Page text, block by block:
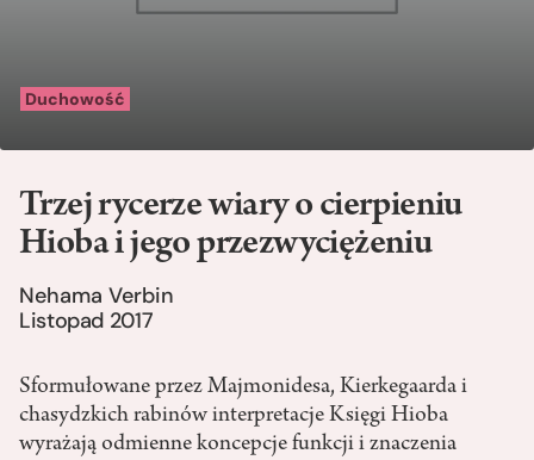
Duchowość
Trzej rycerze wiary o cierpieniu
Hioba i jego przezwyciężeniu
Nehama Verbin
Listopad 2017
Sformułowane przez Majmonidesa, Kierkegaarda i
chasydzkich rabinów interpretacje Księgi Hioba
wyrażają odmienne koncepcje funkcji i znaczenia